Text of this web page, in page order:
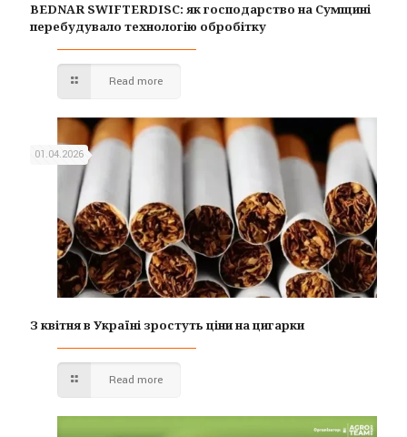
BEDNAR SWIFTERDISC: як господарство на Сумщині
перебудувало технологію обробітку
Read more
01.04.2026
З квітня в Україні зростуть ціни на цигарки
Read more